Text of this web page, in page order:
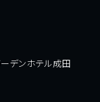
デンホテル成田